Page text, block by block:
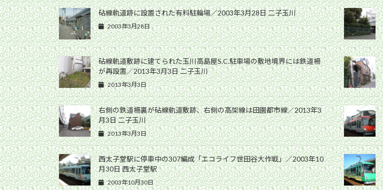
砧線軌道跡に設置された有料駐輪場／2003年3月28日 二子玉川
2003年3月28日
砧線軌道敷跡に建てられた玉川高島屋S.C.駐車場の敷地境界には鉄道柵
が再設置／2013年3月3日 二子玉川
2013年3月3日
右側の鉄道柵裏が砧線軌道敷跡、右側の高架線は田園都市線／2013年3
月3日 二子玉川
2013年3月3日
西太子堂駅に停車中の307編成「エコライフ世田谷大作戦」／2003年10
月30日 西太子堂駅
2003年10月30日